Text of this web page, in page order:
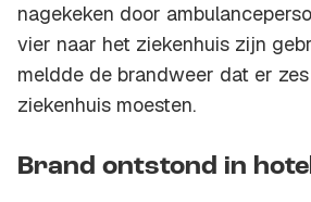
nagekeken door
vier naar het ziekenhuis zijn
meldde de brandweer dat er
ziekenhuis moesten.
Brand ontstond in